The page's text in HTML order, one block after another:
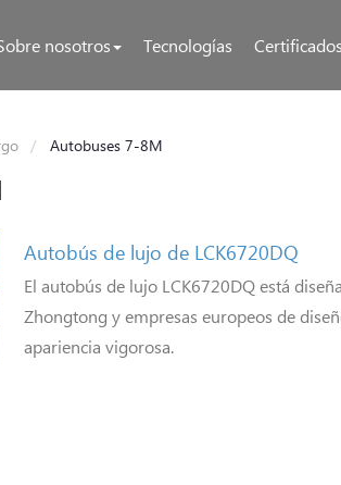
nosotros Tecnologías Certificados
Autobuses 7-8M
Autobús de lujo de LCK6720DQ
El autobús de lujo LCK6720DQ está
Zhongtong y empresas europeos de
apariencia vigorosa.